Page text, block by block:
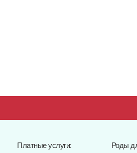
Платные услуги: Роды